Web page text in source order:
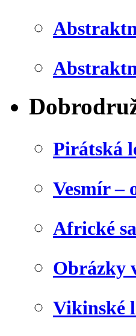
Pirátská
Vesmír –
Africké
Obrázky
Vikinské